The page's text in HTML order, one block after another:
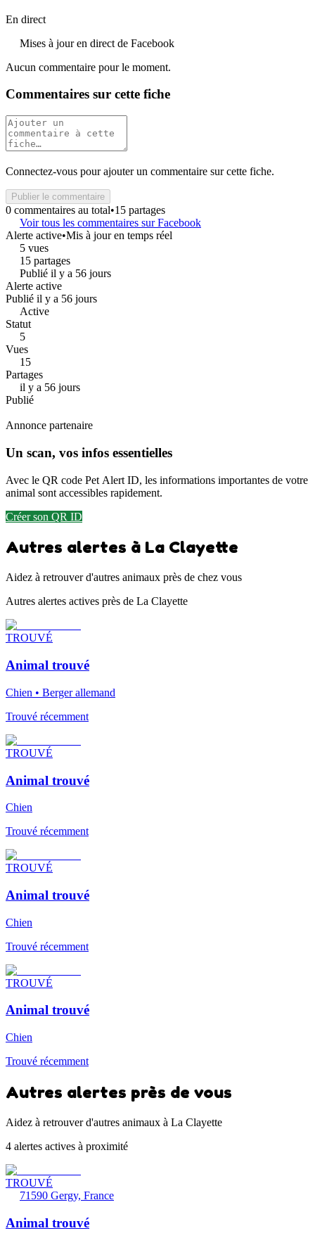
En direct
Mises à jour en direct de Facebook
Aucun commentaire pour le moment.
Commentaires sur cette fiche
Connectez-vous pour ajouter un commentaire sur cette fiche.
Publier le commentaire
0 commentaires au total•15 partages
Voir tous les commentaires sur Facebook
Alerte active•Mis à jour en temps réel
5 vues
15 partages
Publié il y a 56 jours
Alerte active
Publié il y a 56 jours
Active
Statut
5
Vues
15
Partages
il y a 56 jours
Publié
Annonce partenaire
Un scan, vos infos essentielles
Avec le QR code Pet Alert ID, les informations importantes de votre
animal sont accessibles rapidement.
Créer son QR ID
Autres alertes à La Clayette
Aidez à retrouver d'autres animaux près de chez vous
Autres alertes actives près de La Clayette
TROUVÉ
Animal trouvé
Chien • Berger allemand
Trouvé récemment
TROUVÉ
Animal trouvé
Chien
Trouvé récemment
TROUVÉ
Animal trouvé
Chien
Trouvé récemment
TROUVÉ
Animal trouvé
Chien
Trouvé récemment
Autres alertes près de vous
Aidez à retrouver d'autres animaux à La Clayette
4 alertes actives à proximité
TROUVÉ
71590 Gergy, France
Animal trouvé